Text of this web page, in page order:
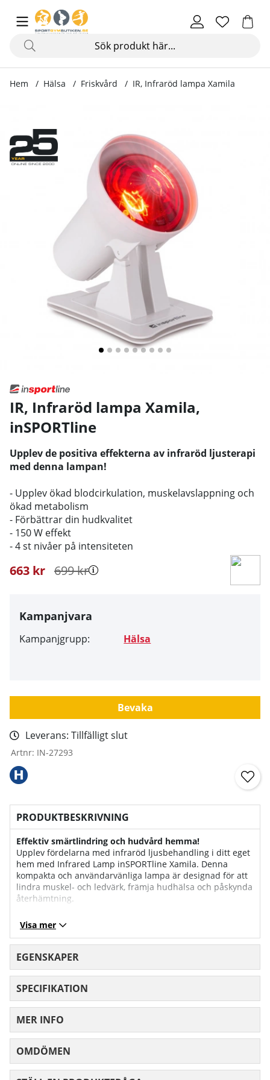
Hem Hälsa Friskvård IR, Infraröd lampa Xamila
IR, Infraröd lampa Xamila,
inSPORTline
Upplev de positiva effekterna av infraröd ljusterapi
med denna lampan!
- Upplev ökad blodcirkulation, muskelavslappning och
ökad metabolism
- Förbättrar din hudkvalitet
- 150 W effekt
- 4 st nivåer på intensiteten
699kr
663 kr
Kampanjvara
Kampanjgrupp: Hälsa
Bevaka
Leverans: Tillfälligt slut
Artnr: IN-27293
PRODUKTBESKRIVNING
Effektiv smärtlindring och hudvård hemma!
Upplev fördelarna med infraröd ljusbehandling i ditt eget
hem med Infrared Lamp inSPORTline Xamila. Denna
kompakta och användarvänliga lampa är designad för att
lindra muskel- och ledvärk, främja hudhälsa och påskynda
återhämtning.
Fördelar med Xamila-lampan
Smärtlindring och muskelåterhämtning:
Infraröd strålning tränger djupt in i vävnaderna, vilket
lindrar smärta och påskyndar läkning.
Förbättrad hudkvalitet:
Regelbunden användning kan minska rynkor, förbättra
hudens struktur och hjälpa vid problemhud.
Ökad blodcirkulation:
Stimulerar blodflödet och lymfcirkulationen, vilket främjar
snabbare återhämtning och avgiftning.
Funktioner
Visa mer
EGENSKAPER
SPECIFIKATION
MER INFO
OMDÖMEN